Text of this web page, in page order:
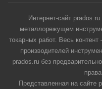
Интернет-сайт
металлорежущем
токарных работ. Весь
производителей
prados.ru без
Представленная на сайте